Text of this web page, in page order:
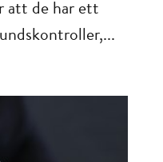
att de har ett